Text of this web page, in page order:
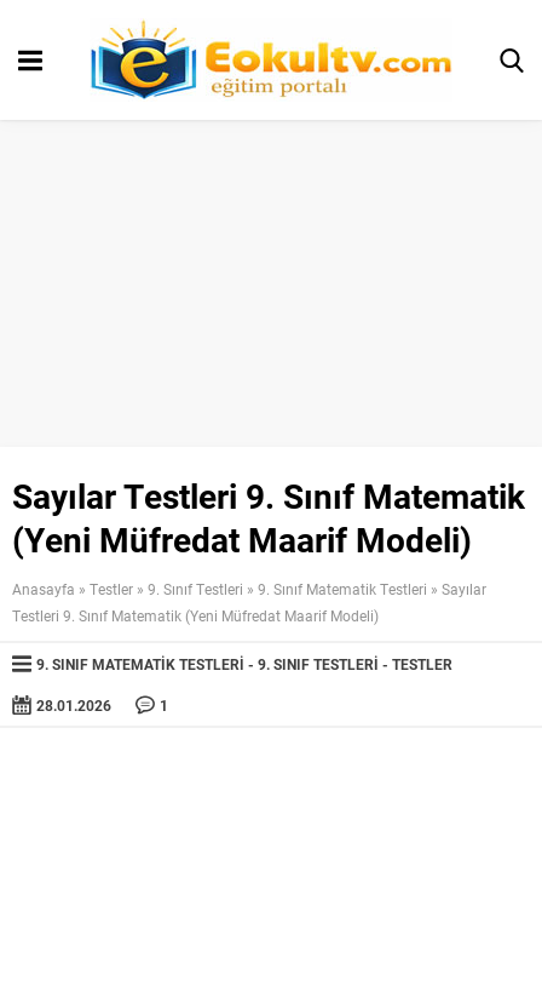
Sayılar Testleri 9. Sınıf Matematik
(Yeni Müfredat Maarif Modeli)
Anasayfa » Testler » 9. Sınıf Testleri » 9. Sınıf Matematik Testleri » Sayılar
Testleri 9. Sınıf Matematik (Yeni Müfredat Maarif Modeli)
9. SINIF MATEMATIK TESTLERI 9. SINIF TESTLERI TESTLER
28.01.2026 1